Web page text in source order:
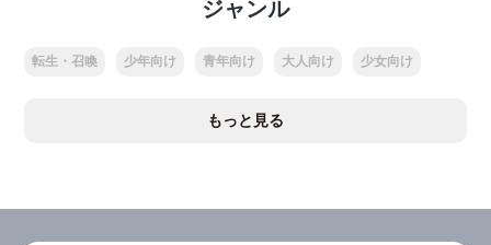
ジャンル
転生・召喚 少年向け 青年向け 大人向け 少女向け
もっと見る